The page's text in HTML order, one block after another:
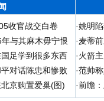
收官战交白卷
与其麻木毋宁恨
足学到很多东西
对话陈忠和惨败
京购置爱巢(图)
·姚明
·麦蒂
·火箭
·范帅
·前瞻